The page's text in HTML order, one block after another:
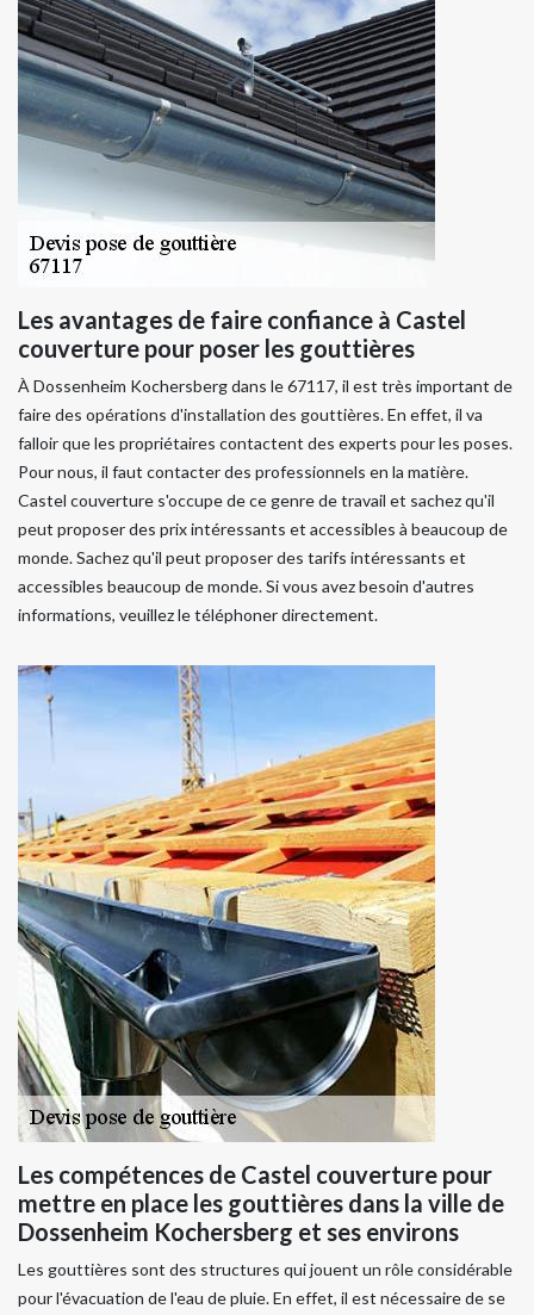
Les avantages de faire confiance à Castel
couverture pour poser les gouttières
À Dossenheim Kochersberg dans le 67117, il est très important de
faire des opérations d'installation des gouttières. En effet, il va
falloir que les propriétaires contactent des experts pour les poses.
Pour nous, il faut contacter des professionnels en la matière.
Castel couverture s'occupe de ce genre de travail et sachez qu'il
peut proposer des prix intéressants et accessibles à beaucoup de
monde. Sachez qu'il peut proposer des tarifs intéressants et
accessibles beaucoup de monde. Si vous avez besoin d'autres
informations, veuillez le téléphoner directement.
Les compétences de Castel couverture pour
mettre en place les gouttières dans la ville de
Dossenheim Kochersberg et ses environs
Les gouttières sont des structures qui jouent un rôle considérable
pour l'évacuation de l'eau de pluie. En effet, il est nécessaire de se